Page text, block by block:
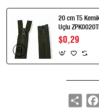
Kaplama diş
Açık uç / separe
Hafif, paslanmaz
80 cm uzunluk:
gövde fermuarları, uzun
20 cm T5
Uçlu
$0,29
Share